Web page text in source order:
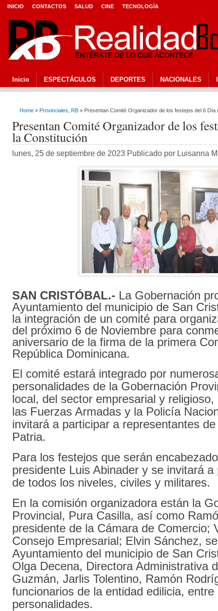
INICIO CONTACTOS SALUD CINE TECNOLOGÍA
Inicio ESPECTÁCULOS DEPORTES NACIONALES
Home » Provinciales RB » Presentan Comité Organizador de los festejos del 6 Día
Presentan Comité Organizador de los
la Constitución
lunes, 25 de septiembre de 2023 Publicado por Luisanna
SAN CRISTÓBAL.- La Gobernación
Ayuntamiento del municipio de San
la integración de un comité para
del próximo 6 de Noviembre para
aniversario de la firma de la primera
República Dominicana.
El comité estará integrado por
personalidades de la Gobernación
local, del sector empresarial y
las Fuerzas Armadas y la Policía
invitará a participar a representantes
Patria.
Para los festejos que serán
presidente Luis Abinader y se invitará a
de todos los niveles, civiles y militares.
En la comisión organizadora están la
Provincial, Pura Casilla, así como
presidente de la Cámara de Comercio;
Consejo Empresarial; Elvin Sánchez,
Ayuntamiento del municipio de San
Olga Decena, Directora Administrativa
Guzmán, Jarlis Tolentino, Ramón
funcionarios de la entidad edilicia, entre
personalidades.